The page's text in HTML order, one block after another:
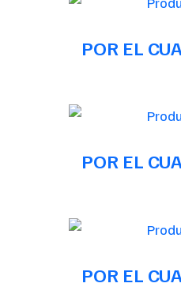
POR EL
POR EL
POR EL